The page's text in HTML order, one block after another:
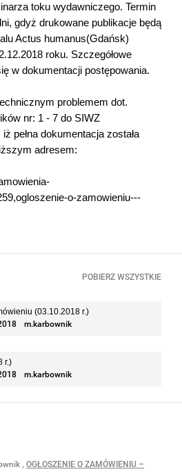
toku wydawniczego. Termin
gdyż drukowane publikacje będą
Actus humanus(Gdańsk)
roku. Szczegółowe
w dokumentacji postępowania.
problemem dot.
nr: 1 - 7 do SIWZ
pełna dokumentacja została
adresem:
o-zamowieniu---
POBIERZ WSZYSTKIE
(03.10.2018 r.)
m.karbownik
r.)
m.karbownik
, OGŁOSZENIE O ZAMÓWIENIU –